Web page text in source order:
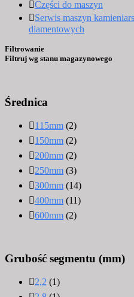
Części do maszyn
Serwis maszyn
diamentowych
Filtrowanie
Filtruj wg stanu magazynowego
Średnica
115mm (2)
150mm (2)
200mm (2)
250mm (3)
300mm (14)
400mm (11)
600mm (2)
Grubość segmentu (mm)
2,2 (1)